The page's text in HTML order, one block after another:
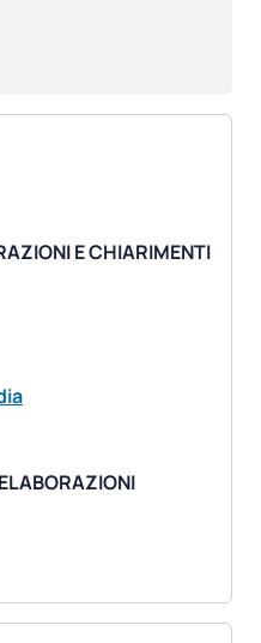
E CHIARIMENTI